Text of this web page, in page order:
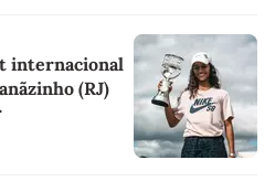
internacional
(RJ)